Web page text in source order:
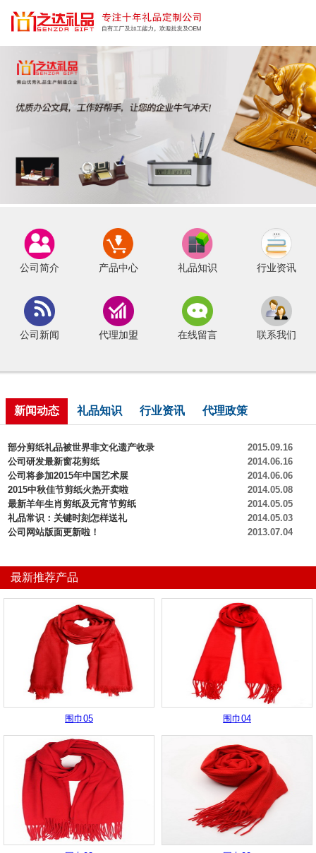
公司简介 产品中心 礼品知识 行业资讯
公司新闻 代理加盟 在线留言 联系我们
新闻动态 礼品知识 行业资讯 代理政策
部分剪纸礼品被世界非文化遗产收录
2015.09.16
公司研发最新窗花剪纸
2014.06.16
公司将参加2015年中国艺术展
2014.06.06
2015中秋佳节剪纸火热开卖啦
2014.05.08
最新羊年生肖剪纸及元宵节剪纸
2014.05.05
礼品常识：关键时刻怎样送礼
2014.05.03
公司网站版面更新啦！
2013.07.04
最新推荐产品
围巾05 围巾04